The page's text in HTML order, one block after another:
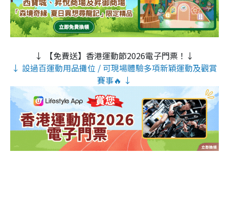
↓ 【免費送】香港運動節2026電子門票！↓
↓ 設過百運動用品攤位 / 可現場體驗多項新穎運動及觀賞
賽事🔥 ↓